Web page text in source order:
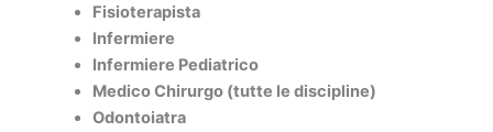
Fisioterapista
Infermiere
Infermiere Pediatrico
Medico Chirurgo (tutte le discipline)
Odontoiatra